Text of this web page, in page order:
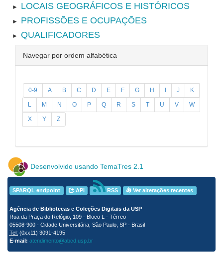
► LOCAIS GEOGRÁFICOS E HISTÓRICOS
► PROFISSÕES E OCUPAÇÕES
► QUALIFICADORES
Navegar por ordem alfabética
0-9 A B C D E F G H I J K
L M N O P Q R S T U V W
X Y Z
Desenvolvido usando TemaTres 2.1
SPARQL endpoint API RSS Ver alterações recentes
Agência de Bibliotecas e Coleções Digitais da USP
Rua da Praça do Relógio, 109 - Bloco L - Térreo
05508-900 - Cidade Universitária, São Paulo, SP - Brasil
Tel: (0xx11) 3091-4195
E-mail: atendimento@abcd.usp.br